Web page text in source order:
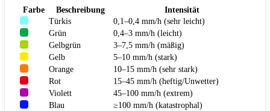
Farbe Beschreibung
Intensität
Türkis
0,1–0,4 mm/h (sehr leicht)
Grün
0,4–3 mm/h (leicht)
Gelbgrün
3–7,5 mm/h (mäßig)
Gelb
5–10 mm/h (stark)
Orange
10–15 mm/h (sehr stark)
Rot
15–45 mm/h (heftig/Unwetter)
Violett
45–100 mm/h (extrem)
Blau
≥100 mm/h (katastrophal)